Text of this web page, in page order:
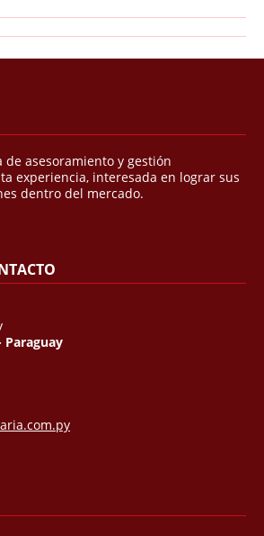
de asesoramiento y gestión
experiencia, interesada en lograr sus
dentro del mercado.
Paraguay